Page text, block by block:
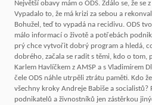
Největší obavy mám o ODS. Zdálo se, že se
Vypadalo to, že má krizi za sebou a
Bohužel, teď to vypadá na recidivu. ODS
málo informací o životě a potřebách
prý chce vytvořit dobrý program a hledá,
dobrého, začala se radit s těmi, kdo o tom,
Karlem Havlíčkem z AMSP a s Vladimírem
čele ODS náhle utrpěli ztrátu paměti. Kdo
všechny kroky Andreje Babiše a socialistů?
podnikatelů a živnostníků jen zástěrkou